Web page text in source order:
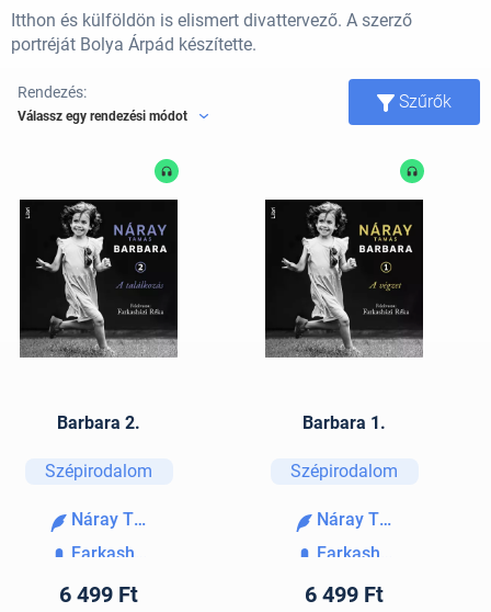
Itthon és külföldön is elismert divattervező. A szerző
portréját Bolya Árpád készítette.
Rendezés:
Válassz egy rendezési módot
Szűrők
Barbara 2.
Szépirodalom
Náray Tamás
Farkasházi Réka
6 499 Ft
Barbara 1.
Szépirodalom
Náray Tamás
Farkasházi Réka
6 499 Ft